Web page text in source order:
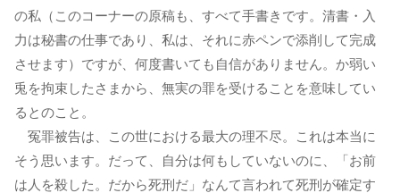
の私（このコーナーの原稿も、すべて手書きです。清書・入
力は秘書の仕事であり、私は、それに赤ペンで添削して完成
させます）ですが、何度書いても自信がありません。か弱い
兎を拘束したさまから、無実の罪を受けることを意味してい
るとのこと。
冤罪被告は、この世における最大の理不尽。これは本当に
そう思います。だって、自分は何もしていないのに、「お前
は人を殺した。だから死刑だ」なんて言われて死刑が確定す